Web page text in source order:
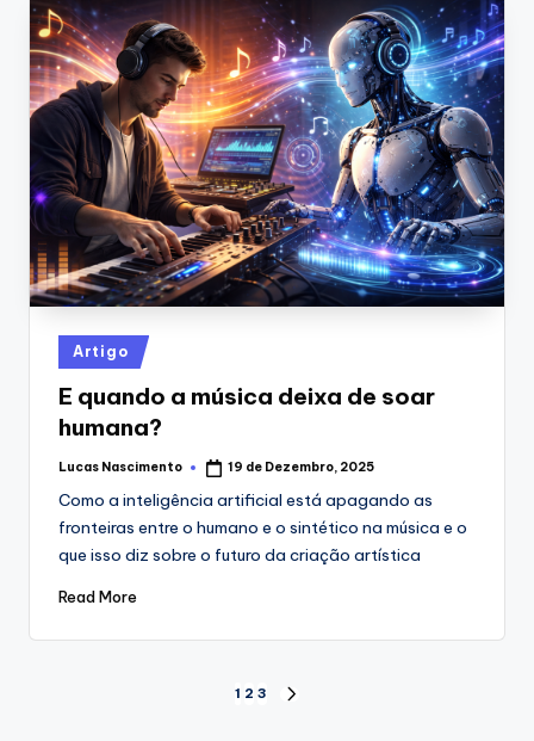
Posted
in
Artigo
E quando a música deixa de soar
humana?
Posted
Lucas Nascimento 19 de Dezembro, 2025
Como a inteligência artificial está apagando as
fronteiras entre o humano e o sintético na música e o
que isso diz sobre o futuro da criação artística
Read More
1 2 3